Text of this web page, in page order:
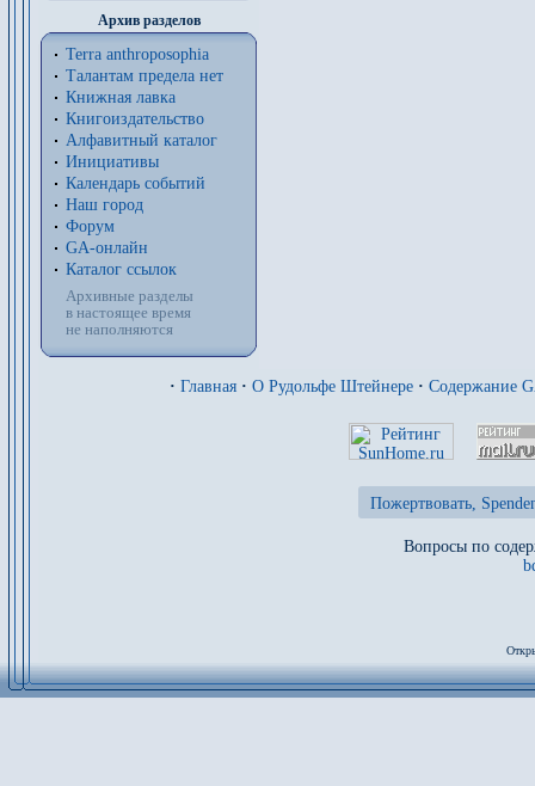
Архив разделов
Terra anthroposophia
Талантам предела нет
Книжная лавка
Книгоиздательство
Алфавитный каталог
Инициативы
Календарь событий
Наш город
Форум
GA-онлайн
Каталог ссылок
Архивные разделы
в настоящее время
не наполняются
· Главная · О Рудольфе Штейнере · Содержание
Пожертвовать,
Вопросы по